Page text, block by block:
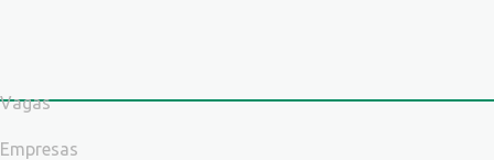
Vagas
Empresas